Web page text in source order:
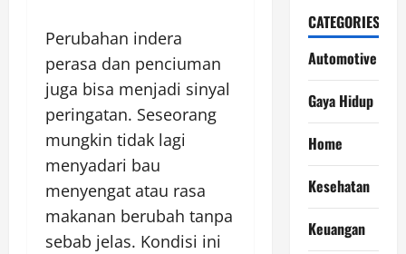
Perubahan indera
perasa dan penciuman
juga bisa menjadi sinyal
peringatan. Seseorang
mungkin tidak lagi
menyadari bau
menyengat atau rasa
makanan berubah tanpa
sebab jelas. Kondisi ini
CATEGORIES
Automotive
Gaya Hidup
Home
Kesehatan
Keuangan